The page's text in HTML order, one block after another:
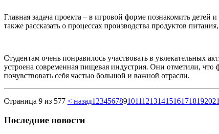
Главная задача проекта – в игровой форме познакомить
также рассказать о процессах производства продуктов
Студентам очень понравилось участвовать в увлекательных
устроена современная пищевая индустрия. Они отметили,
почувствовать себя частью большой и важной отрасли.
Страница 9 из 577 < назад1 234567891011121314151617181920
Последние новости